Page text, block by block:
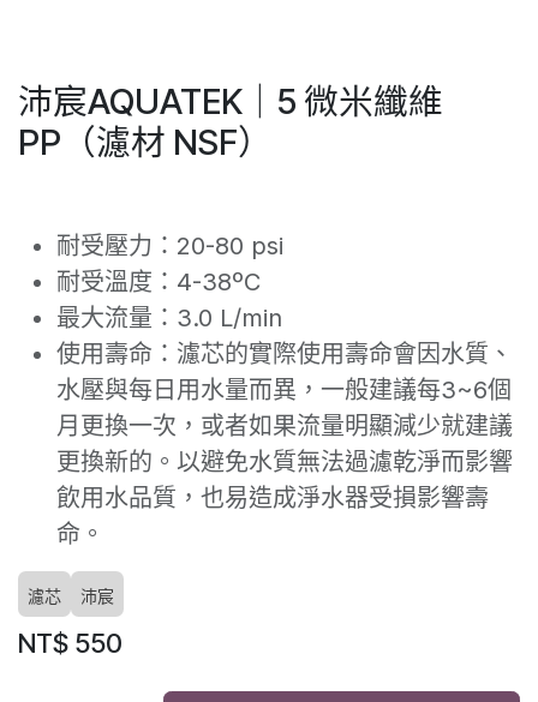
沛宸AQUATEK｜5 微米纖維
PP（濾材 NSF）
耐受壓力：20-80 psi
耐受溫度：4-38ºC
最大流量：3.0 L/min
使用壽命：濾芯的實際使用壽命會因水質、
水壓與每日用水量而異，一般建議每3~6個
月更換一次，或者如果流量明顯減少就建議
更換新的。以避免水質無法過濾乾淨而影響
飲用水品質，也易造成淨水器受損影響壽
命。
濾芯 沛宸
NT$ 550